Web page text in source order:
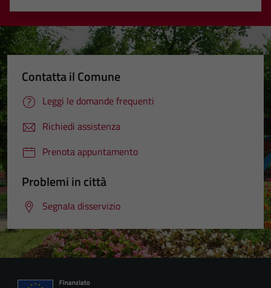
Valuta 5 stelle su 5
Valuta 4 stelle su 5
Valuta 3 stelle su 5
Valuta 2 stelle su 5
Valuta 1 stelle su 5
Contatta il Comune
Leggi le domande frequenti
Richiedi assistenza
Prenota appuntamento
Problemi in città
Segnala disservizio